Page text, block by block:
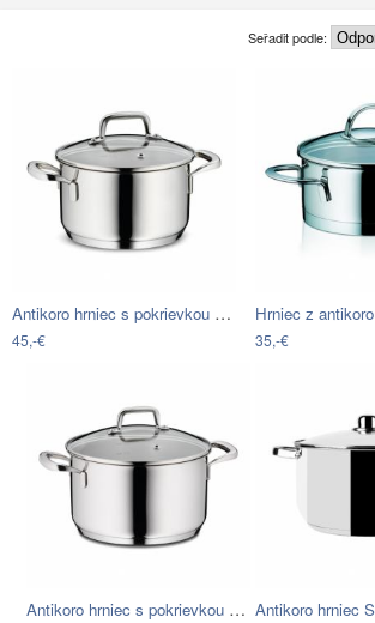
Seřadit podle:
Antikoro hrniec s pokrievkou Kela…
45,-€ 35,-€
Antikoro hrniec s pokrievkou Kela… Antikoro hrniec